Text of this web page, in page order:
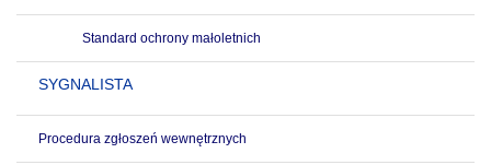
Standard ochrony małoletnich
SYGNALISTA
Procedura zgłoszeń wewnętrznych